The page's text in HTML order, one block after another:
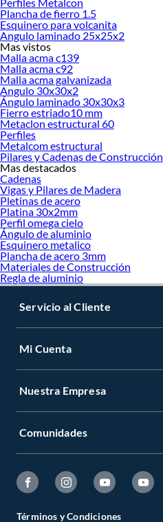
Plancha de fierro 1.5
Esquinero para volcanita
Angulo laminado 25x25x2
Mas vistos
Malla acma c139
Malla acma c92
Malla acma galvanizada
Angulo 30x30x2
Ángulo laminado 30x30x3
Fierro estriado10 mm
Metaclon estructural 60
Perfiles
Metalcom estructural
Pilares y Cadenas de Construcción
Mas destacados
Cadenas
Vigas y Pilares de Madera
Pletinas de acero
Platina 30x2mm
Perfil omega cielo
Ángulo de aluminio
Esquinero metalico
Plancha de acero 3mm
Materiales de Construcción
Regla de aluminio
Servicio al Cliente
Mi Cuenta
Nuestra Empresa
Comunidades
Términos y Condiciones